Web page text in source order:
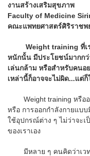
งานสร้างเสริมสุขภาพ
Faculty of Medicine
คณะแพทยศาสตร์ศิริราชพ
Weight training ที่เรา
หนักนั้น มีประโยชน์มากก
เล่นกล้าม หรือสำหรับคนอ
เหล่านี้ก็อาจจะไม่ผิด...แต่
Weight training หรืออา
หรือ การออกกำลังกายแบ
ใช้อุปกรณ์ต่าง ๆ ไม่ว่าจะเ
ของเราเอง
มีหลาย ๆ คนคิดว่าเวท